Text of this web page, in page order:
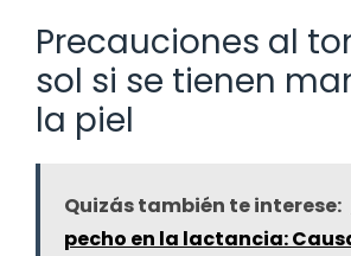
Precauciones al
sol si se tienen
la piel
Quizás también te interese:
pecho en la lactancia: